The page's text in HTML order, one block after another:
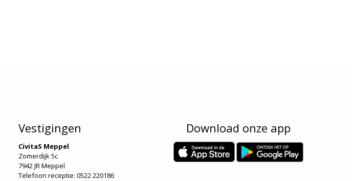
Vestigingen
CivitaS Meppel
Zomerdijk 5c
7942 JR Meppel
Telefoon receptie: 0522 220186
Download onze app